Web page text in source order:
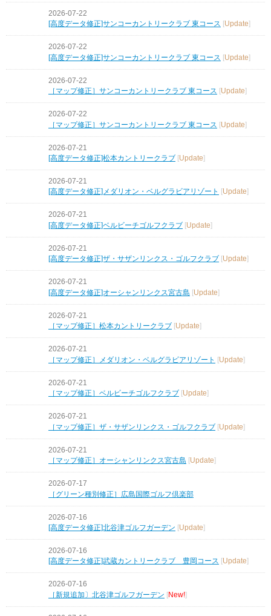
2026-07-22
[高度データ修正]サンコーカントリークラブ 東コース [Update]
2026-07-22
[高度データ修正]サンコーカントリークラブ 東コース [Update]
2026-07-22
［マップ修正］サンコーカントリークラブ 東コース [Update]
2026-07-22
［マップ修正］サンコーカントリークラブ 東コース [Update]
2026-07-21
[高度データ修正]松本カントリークラブ [Update]
2026-07-21
[高度データ修正]メダリオン・ベルグラビアリゾート
Update
2026-07-21
[高度データ修正]ベルビーチゴルフクラブ [Update]
2026-07-21
[高度データ修正]ザ・サザンリンクス・ゴルフクラブ
Update
2026-07-21
[高度データ修正]オーシャンリンクス宮古島 [Update]
2026-07-21
［マップ修正］松本カントリークラブ
Update
2026-07-21
［マップ修正］メダリオン・ベルグラビアリゾート
[Update]
2026-07-21
［マップ修正］ベルビーチゴルフクラブ [Update]
2026-07-21
［マップ修正］ザ・サザンリンクス・ゴルフクラブ [Update]
2026-07-21
［マップ修正］オーシャンリンクス宮古島 [Update]
2026-07-17
［グリーン種別修正］広島国際ゴルフ倶楽部
2026-07-16
[高度データ修正]北谷津ゴルフガーデン [Update]
2026-07-16
[高度データ修正]武蔵カントリークラブ 豊岡コース
Update
2026-07-16
［新規追加〕北谷津ゴルフガーデン [New!]